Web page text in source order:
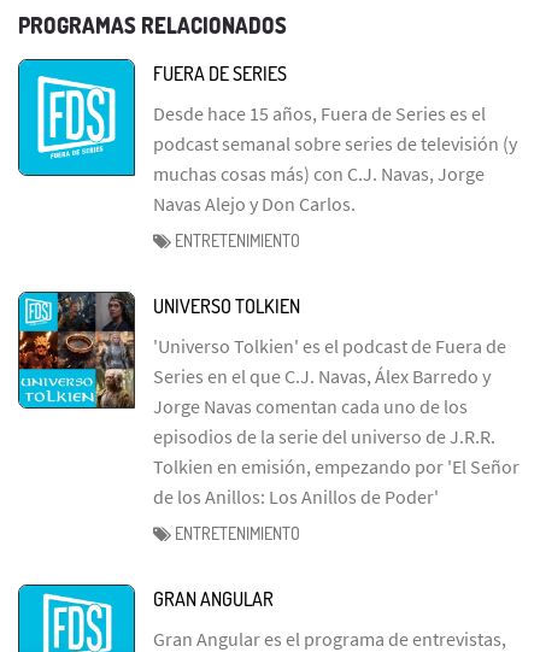
PROGRAMAS RELACIONADOS
FUERA DE SERIES
Desde hace 15 años, Fuera de Series es el
podcast semanal sobre series de televisión (y
muchas cosas más) con C.J. Navas, Jorge
Navas Alejo y Don Carlos.
ENTRETENIMIENTO
UNIVERSO TOLKIEN
'Universo Tolkien' es el podcast de Fuera de
Series en el que C.J. Navas, Álex Barredo y
Jorge Navas comentan cada uno de los
episodios de la serie del universo de J.R.R.
Tolkien en emisión, empezando por 'El Señor
de los Anillos: Los Anillos de Poder'
ENTRETENIMIENTO
GRAN ANGULAR
Gran Angular es el programa de entrevistas,